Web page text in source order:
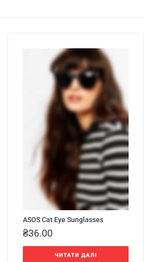
ASOS Cat Eye Sunglasses
₴36.00
ЧИТАТИ ДАЛІ